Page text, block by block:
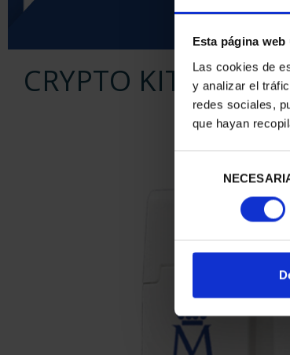
Esta página
Las cookies de
y analizar el
redes sociales,
que hayan
consentimiento
CRYPTO KIT